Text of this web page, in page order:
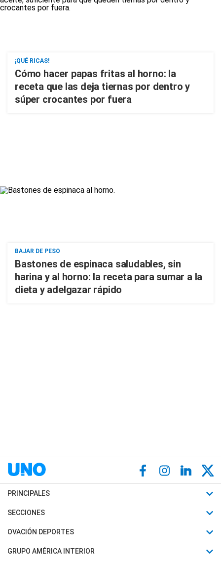
¡QUÉ RICAS!
Cómo hacer papas fritas al horno: la
receta que las deja tiernas por dentro y
súper crocantes por fuera
BAJAR DE PESO
Bastones de espinaca saludables, sin
harina y al horno: la receta para sumar a la
dieta y adelgazar rápido
PRINCIPALES
Últimas Noticias
Política
SECCIONES
Horóscopo
Motores
OVACIÓN DEPORTES
Fútbol
GRUPO AMÉRICA INTERIOR